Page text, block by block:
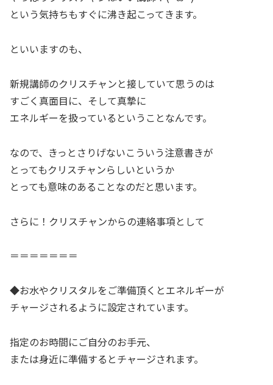
という気持ちもすぐに沸き起こってきます。
といいますのも、
新規講師のクリスチャンと接していて思うのは
すごく真面目に、そして真摯に
エネルギーを扱っているということなんです。
なので、きっとさりげないこういう注意書きが
とってもクリスチャンらしいというか
とっても意味のあることなのだと思います。
さらに！クリスチャンからの連絡事項として
＝＝＝＝＝＝＝
◆お水やクリスタルをご準備頂くとエネルギーが
チャージされるように設定されています。
指定のお時間にご自分のお手元、
または身近に準備するとチャージされます。